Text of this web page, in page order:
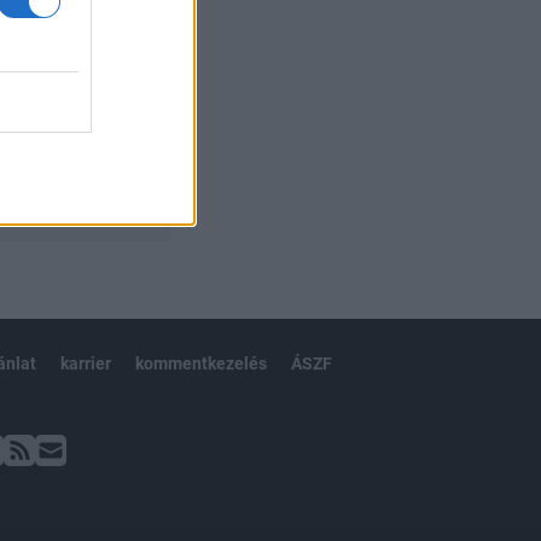
karrier kommentkezelés ÁSZF